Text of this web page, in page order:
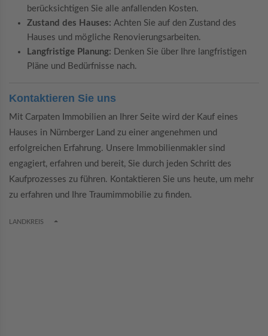
berücksichtigen Sie alle anfallenden Kosten.
Zustand des Hauses: Achten Sie auf den Zustand des
Hauses und mögliche Renovierungsarbeiten.
Langfristige Planung: Denken Sie über Ihre langfristigen
Pläne und Bedürfnisse nach.
Kontaktieren Sie uns
Mit Carpaten Immobilien an Ihrer Seite wird der Kauf eines
Hauses in Nürnberger Land zu einer angenehmen und
erfolgreichen Erfahrung. Unsere Immobilienmakler sind
engagiert, erfahren und bereit, Sie durch jeden Schritt des
Kaufprozesses zu führen. Kontaktieren Sie uns heute, um mehr
zu erfahren und Ihre Traumimmobilie zu finden.
LANDKREIS TOGGLE DROPDOWN